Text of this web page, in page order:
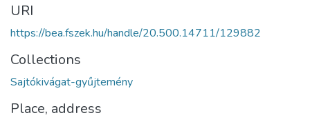
URI
https://bea.fszek.hu/handle/20.500.14711/129882
Collections
Sajtókivágat-gyűjtemény
Place, address